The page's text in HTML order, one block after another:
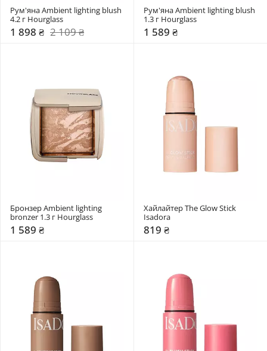
Рум'яна Ambient lighting blush
4.2 г Hourglass
1 898 ₴ 2 109 ₴
Рум'яна Ambient lighting blush
1.3 г Hourglass
1 589 ₴
Бронзер Ambient lighting
bronzer 1.3 г Hourglass
1 589 ₴
Хайлайтер The Glow Stick
Isadora
819 ₴